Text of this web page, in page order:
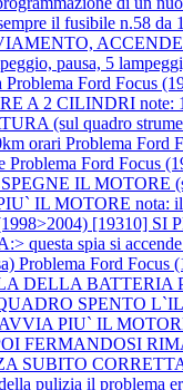
il fusibile n.58 da
pausa, 5
Problema Ford Focus
A 2 CILINDRI note:
(sul quadro
orari Problema Ford
Problema Ford Focus
IL MOTORE
IL MOTORE nota: il
[19310]
spia si
Problema Ford
DELLA BATTERIA
QUADRO SPENTO
PIU` IL
FERMANDOSI
pulizia il problema